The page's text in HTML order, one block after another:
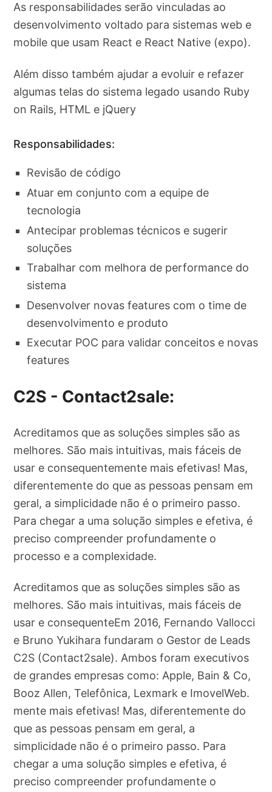
As responsabilidades serão vinculadas ao
desenvolvimento voltado para sistemas web e
mobile que usam React e React Native (expo).
Além disso também ajudar a evoluir e refazer
algumas telas do sistema legado usando Ruby
on Rails, HTML e jQuery
Responsabilidades:
Revisão de código
Atuar em conjunto com a equipe de
tecnologia
Antecipar problemas técnicos e sugerir
soluções
Trabalhar com melhora de performance do
sistema
Desenvolver novas features com o time de
desenvolvimento e produto
Executar POC para validar conceitos e novas
features
C2S - Contact2sale:
Acreditamos que as soluções simples são as
melhores. São mais intuitivas, mais fáceis de
usar e consequentemente mais efetivas! Mas,
diferentemente do que as pessoas pensam em
geral, a simplicidade não é o primeiro passo.
Para chegar a uma solução simples e efetiva, é
preciso compreender profundamente o
processo e a complexidade.
Acreditamos que as soluções simples são as
melhores. São mais intuitivas, mais fáceis de
usar e consequenteEm 2016, Fernando Vallocci
e Bruno Yukihara fundaram o Gestor de Leads
C2S (Contact2sale). Ambos foram executivos
de grandes empresas como: Apple, Bain & Co,
Booz Allen, Telefônica, Lexmark e ImovelWeb.
mente mais efetivas! Mas, diferentemente do
que as pessoas pensam em geral, a
simplicidade não é o primeiro passo. Para
chegar a uma solução simples e efetiva, é
preciso compreender profundamente o